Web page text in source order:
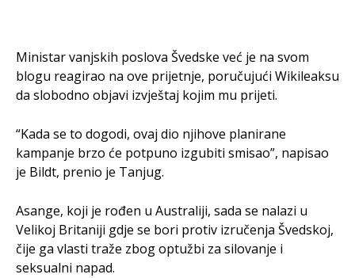
Ministar vanjskih poslova Švedske već je na svom
blogu reagirao na ove prijetnje, poručujući Wikileaksu
da slobodno objavi izvještaj kojim mu prijeti.
“Kada se to dogodi, ovaj dio njihove planirane
kampanje brzo će potpuno izgubiti smisao”, napisao
je Bildt, prenio je Tanjug.
Asange, koji je rođen u Australiji, sada se nalazi u
Velikoj Britaniji gdje se bori protiv izručenja Švedskoj,
čije ga vlasti traže zbog optužbi za silovanje i
seksualni napad.